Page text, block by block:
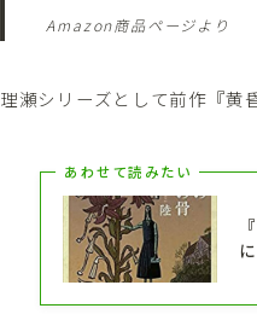
Amazon商品ページより
理瀬シリーズとして前作『黄
あわせて読みたい